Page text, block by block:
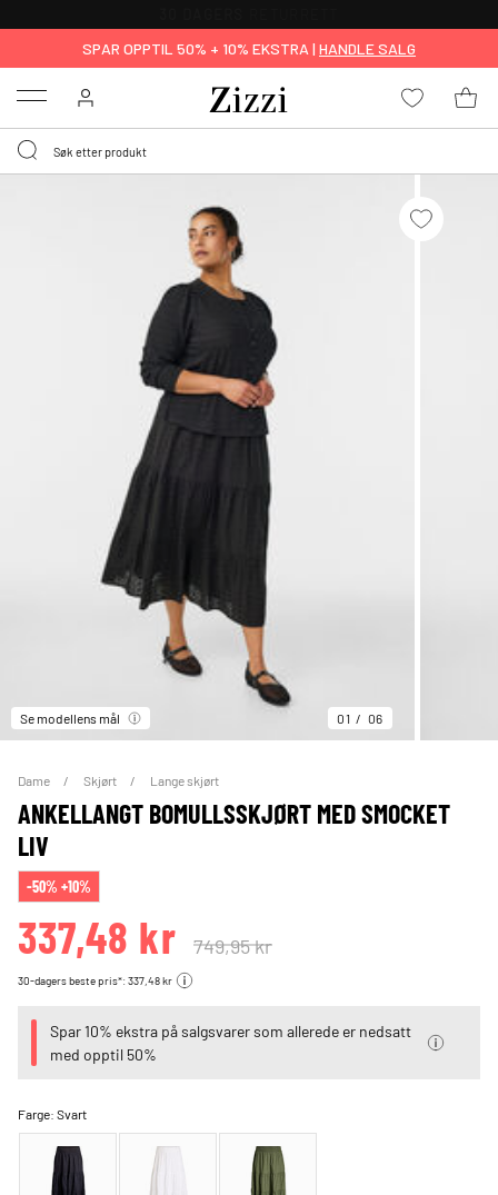
SPAR OPPTIL 50% + 10% EKSTRA | HANDLE SALG
Menu
Se modellens mål 01 06
Dame Skjørt Lange skjørt
ANKELLANGT BOMULLSSKJØRT MED SMOCKET
LIV
-50% +10%
337,48 kr 749,95 kr
30-dagers beste pris*: 337,48 kr
Spar 10% ekstra på salgsvarer som allerede er nedsatt
med opptil 50%
Farge:Svart